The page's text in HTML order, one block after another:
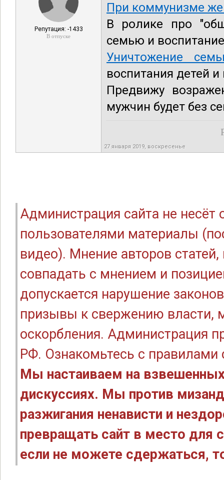
Репутация: -1433
В отпуске
При коммунизме
В ролике про
семью и
Уничтожение
воспитания детей
Предвижу
мужчин будет без
27 января 2019, воскресенье
Администрация сайта не
пользователями материалы
видео). Мнение авторов
совпадать с мнением и
допускается нарушение
призывы к свержению власти,
оскорбления. Администрация
РФ. Ознакомьтесь с правилами
Мы настаиваем на
дискуссиях. Мы против
разжигания ненависти и
превращать сайт в место для
если не можете сдержаться,